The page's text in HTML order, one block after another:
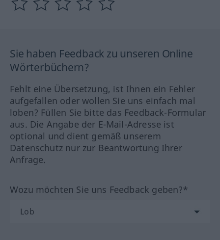
Sie haben Feedback zu unseren Online
Wörterbüchern?
Fehlt eine Übersetzung, ist Ihnen ein Fehler
aufgefallen oder wollen Sie uns einfach mal
loben? Füllen Sie bitte das Feedback-Formular
aus. Die Angabe der E-Mail-Adresse ist
optional und dient gemäß unserem
Datenschutz nur zur Beantwortung Ihrer
Anfrage.
Wozu möchten Sie uns Feedback geben?*